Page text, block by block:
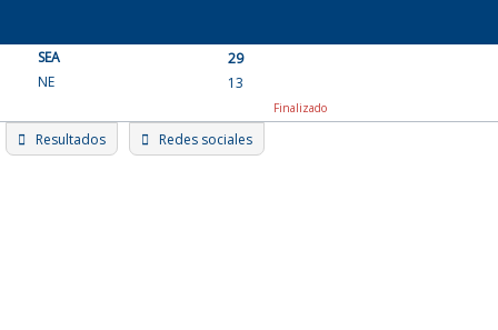
content
SEA
29
NE
13
Finalizado
Resultados Redes sociales